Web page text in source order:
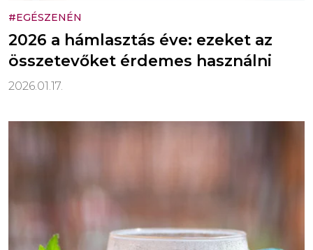
#EGÉSZENÉN
2026 a hámlasztás éve: ezeket az
összetevőket érdemes használni
2026.01.17.